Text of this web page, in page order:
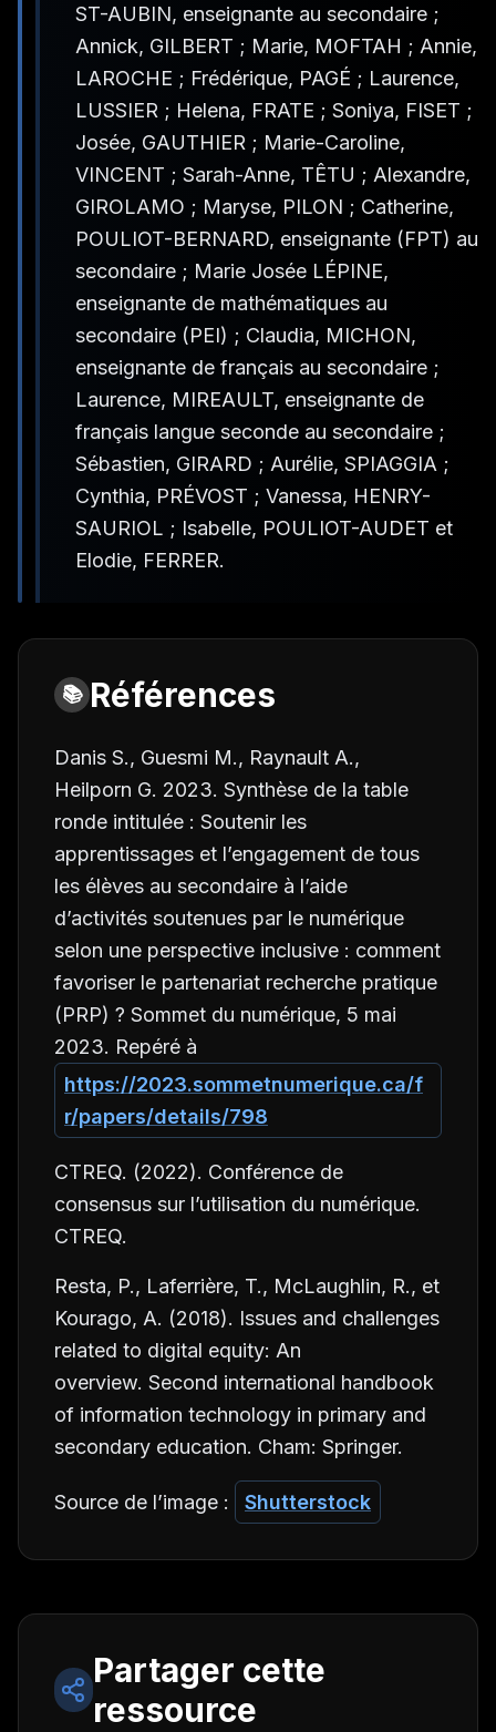
ST-AUBIN, enseignante au secondaire ;
Annick, GILBERT ; Marie, MOFTAH ; Annie,
LAROCHE ; Frédérique, PAGÉ ; Laurence,
LUSSIER ; Helena, FRATE ; Soniya, FISET ;
Josée, GAUTHIER ; Marie-Caroline,
VINCENT ; Sarah-Anne, TÊTU ; Alexandre,
GIROLAMO ; Maryse, PILON ; Catherine,
POULIOT-BERNARD, enseignante (FPT) au
secondaire ; Marie Josée LÉPINE,
enseignante de mathématiques au
secondaire (PEI) ; Claudia, MICHON,
enseignante de français au secondaire ;
Laurence, MIREAULT, enseignante de
français langue seconde au secondaire ;
Sébastien, GIRARD ; Aurélie, SPIAGGIA ;
Cynthia, PRÉVOST ; Vanessa, HENRY-
SAURIOL ; Isabelle, POULIOT-AUDET et
Elodie, FERRER.
📚 Références
Danis S., Guesmi M., Raynault A.,
Heilporn G. 2023. Synthèse de la table
ronde intitulée : Soutenir les
apprentissages et l’engagement de tous
les élèves au secondaire à l’aide
d’activités soutenues par le numérique
selon une perspective inclusive : comment
favoriser le partenariat recherche pratique
(PRP) ? Sommet du numérique, 5 mai
2023. Repéré à
https://2023.sommetnumerique.ca/f
r/papers/details/798
CTREQ. (2022). Conférence de
consensus sur l’utilisation du numérique.
CTREQ.
Resta, P., Laferrière, T., McLaughlin, R., et
Kourago, A. (2018). Issues and challenges
related to digital equity: An
overview. Second international handbook
of information technology in primary and
secondary education. Cham: Springer.
Source de l’image : Shutterstock
Partager cette
ressource